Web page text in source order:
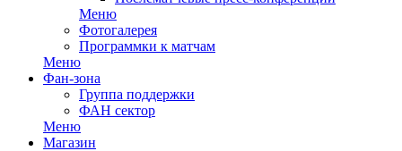
Меню
Фотогалерея
Программки к матчам
Меню
Фан-зона
Группа поддержки
ФАН сектор
Меню
Магазин